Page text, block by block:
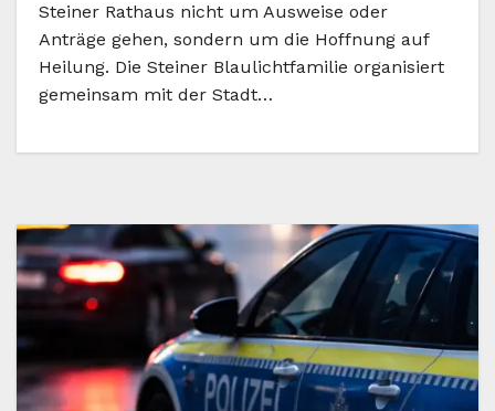
Steiner Rathaus nicht um Ausweise oder
Anträge gehen, sondern um die Hoffnung auf
Heilung. Die Steiner Blaulichtfamilie organisiert
gemeinsam mit der Stadt…